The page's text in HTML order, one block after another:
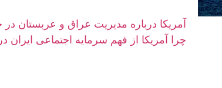
آمریکا درباره مدیریت عراق و عربستان
چرا آمریکا از فهم سرمایه اجتماعی ایران